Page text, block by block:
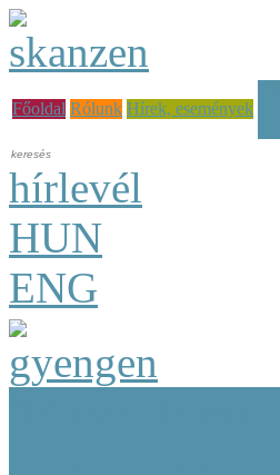
Főoldal Rólunk Hírek, események
hírlevél
HUN
ENG